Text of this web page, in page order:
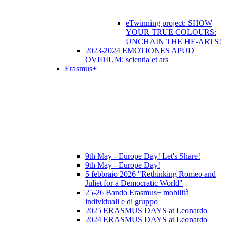
eTwinning project: SHOW
YOUR TRUE COLOURS:
UNCHAIN THE HE-ARTS!
2023-2024 EMOTIONES APUD
OVIDIUM; scientia et ars
Erasmus+
9th May - Europe Day! Let's Share!
9th May - Europe Day!
5 febbraio 2026 "Rethinking Romeo and
Juliet for a Democratic World"
25-26 Bando Erasmus+ mobilità
individuali e di gruppo
2025 ERASMUS DAYS at Leonardo
2024 ERASMUS DAYS at Leonardo